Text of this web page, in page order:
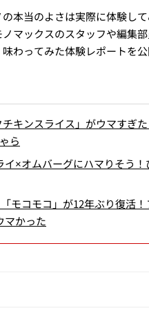
の本当のよさは実際に体験し
ノマックスのスタッフや編集
味わってみた体験レポートを公
キンスライス」がウマすぎ
ら
イ×オムバーグにハマりそう
モコモコ」が12年ぶり復活
マかった